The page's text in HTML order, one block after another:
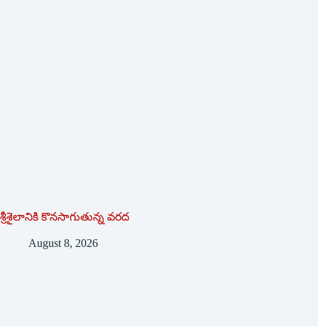
శ్రీశైలానికి కొనసాగుతున్న వరద
August 8, 2026